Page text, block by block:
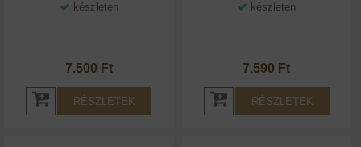
készleten
7.500 Ft
RÉSZLETEK
készleten
7.590 Ft
RÉSZLETEK